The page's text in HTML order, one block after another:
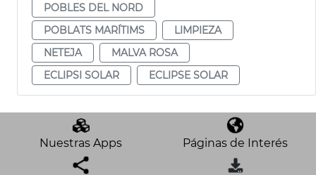
POBLES DEL NORD
POBLATS MARÍTIMS
LIMPIEZA
NETEJA
MALVA ROSA
ECLIPSI SOLAR
ECLIPSE SOLAR
Nuestras Apps Páginas de Interés